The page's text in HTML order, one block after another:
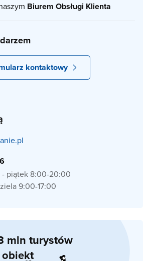
Biurem Obsługi Klienta
kontaktowy
- piątek 8:00-20:00
9:00-17:00
mln turystów